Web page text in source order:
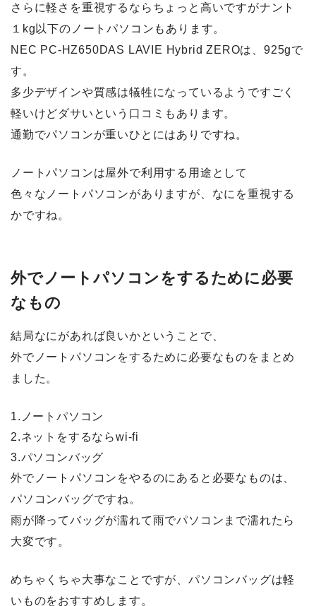
さらに軽さを重視するならちょっと高いですがナント
１kg以下のノートパソコンもあります。
NEC PC-HZ650DAS LAVIE Hybrid ZEROは、925gで
す。
多少デザインや質感は犠牲になっているようですごく
軽いけどダサいという口コミもあります。
通勤でパソコンが重いひとにはありですね。
ノートパソコンは屋外で利用する用途として
色々なノートパソコンがありますが、なにを重視する
かですね。
外でノートパソコンをするために必要
なもの
結局なにがあれば良いかということで、
外でノートパソコンをするために必要なものをまとめ
ました。
1.ノートパソコン
2.ネットをするならwi-fi
3.パソコンバッグ
外でノートパソコンをやるのにあると必要なものは、
パソコンバッグですね。
雨が降ってバッグが濡れて雨でパソコンまで濡れたら
大変です。
めちゃくちゃ大事なことですが、パソコンバッグは軽
いものをおすすめします。